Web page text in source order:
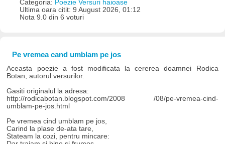
Categoria: Poezie Versuri haioase
Ultima oara citit: 9 August 2026, 01:12
Nota 9.0 din 6 voturi
Pe vremea cand umblam pe jos
Aceasta poezie a fost modificata la cererea doamnei Rodica
Botan, autorul versurilor.
Gasiti originalul la adresa:
http://rodicabotan.blogspot.com/2008 /08/pe-vremea-cind-
umblam-pe-jos.html
Pe vremea cind umblam pe jos,
Carind la plase de-ata tare,
Stateam la cozi, pentru mincare: